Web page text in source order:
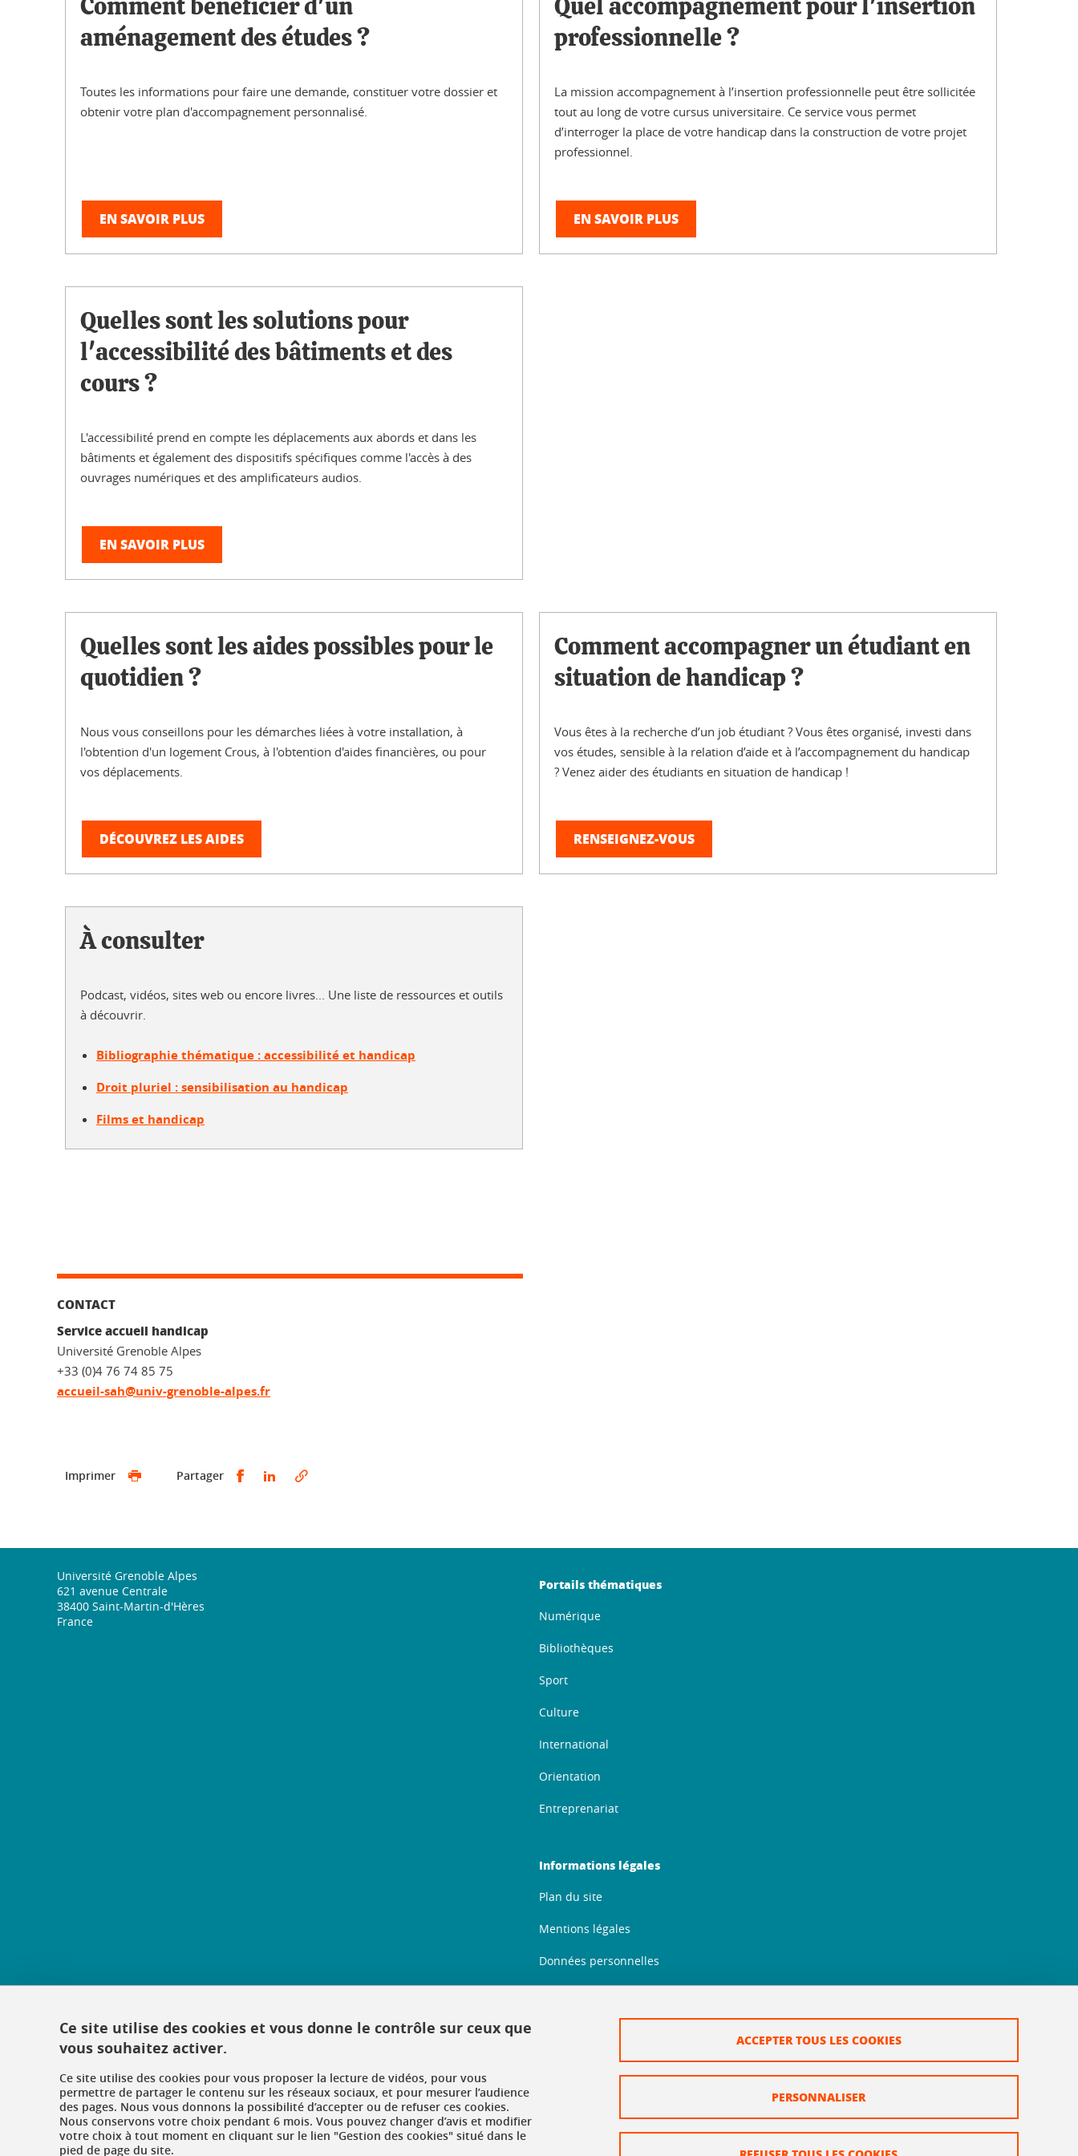
Comment bénéficier d'un
aménagement des études ?
Toutes les informations pour faire une demande, constituer votre dossier et
obtenir votre plan d'accompagnement personnalisé.
EN SAVOIR PLUS
Quel accompagnement pour l'insertion
professionnelle ?
La mission accompagnement à l’insertion professionnelle peut être sollicitée
tout au long de votre cursus universitaire. Ce service vous permet
d’interroger la place de votre handicap dans la construction de votre projet
professionnel.
EN SAVOIR PLUS
Quelles sont les solutions pour
l'accessibilité des bâtiments et des
cours ?
L'accessibilité prend en compte les déplacements aux abords et dans les
bâtiments et également des dispositifs spécifiques comme l'accès à des
ouvrages numériques et des amplificateurs audios.
EN SAVOIR PLUS
Quelles sont les aides possibles pour le
quotidien ?
Nous vous conseillons pour les démarches liées à votre installation, à
l'obtention d'un logement Crous, à l'obtention d'aides financières, ou pour
vos déplacements.
DÉCOUVREZ LES AIDES
Comment accompagner un étudiant en
situation de handicap ?
Vous êtes à la recherche d’un job étudiant ? Vous êtes organisé, investi dans
vos études, sensible à la relation d’aide et à l’accompagnement du handicap
? Venez aider des étudiants en situation de handicap !
RENSEIGNEZ-VOUS
À consulter
Podcast, vidéos, sites web ou encore livres... Une liste de ressources et outils
à découvrir.
Bibliographie thématique : accessibilité et handicap
Droit pluriel : sensibilisation au handicap
Films et handicap
CONTACT
Service accueil handicap
Université Grenoble Alpes
+33 (0)4 76 74 85 75
accueil-sah@univ-grenoble-alpes.fr
Imprimer Partager Partager sur Facebook
Partager sur LinkedIn
Université Grenoble Alpes
621 avenue Centrale
38400 Saint-Martin-d'Hères
France
Portails thématiques
Numérique
Bibliothèques
Sport
Culture
International
Orientation
Entreprenariat
Informations légales
Plan du site
Mentions légales
Données personnelles
Politique des cookies
Gestion des cookies
Ce site utilise des cookies et vous donne le contrôle sur ceux que
vous souhaitez activer.
Ce site utilise des cookies pour vous proposer la lecture de vidéos, pour vous
permettre de partager le contenu sur les réseaux sociaux, et pour mesurer l’audience
des pages. Nous vous donnons la possibilité d’accepter ou de refuser ces cookies.
Nous conservons votre choix pendant 6 mois. Vous pouvez changer d’avis et modifier
votre choix à tout moment en cliquant sur le lien "Gestion des cookies" situé dans le
pied de page du site.
ACCEPTER TOUS LES COOKIES
PERSONNALISER